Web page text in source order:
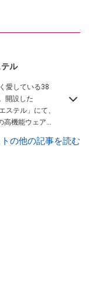
ル
開設した
ステル」にて、
高機能ウェアを
の他の記事を読む